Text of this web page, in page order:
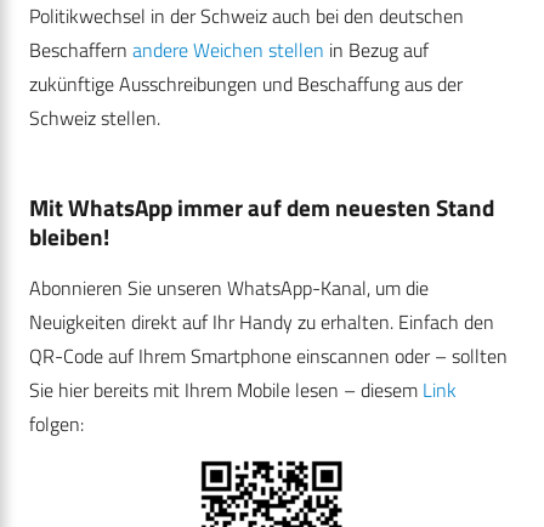
Politikwechsel in der Schweiz auch bei den deutschen
Beschaffern andere Weichen stellen in Bezug auf
zukünftige Ausschreibungen und Beschaffung aus der
Schweiz stellen.
Mit WhatsApp immer auf dem neuesten Stand
bleiben!
Abonnieren Sie unseren WhatsApp-Kanal, um die
Neuigkeiten direkt auf Ihr Handy zu erhalten. Einfach den
QR-Code auf Ihrem Smartphone einscannen oder – sollten
Sie hier bereits mit Ihrem Mobile lesen – diesem Link
folgen: